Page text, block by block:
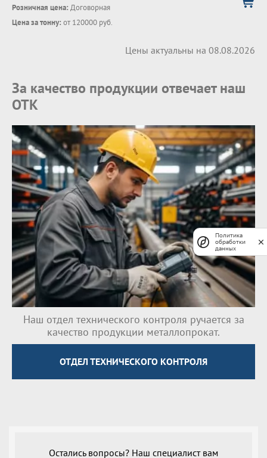
Розничная цена: Договорная
Цена за тонну: от 120000 руб.
Цены актуальны на 08.08.2026
За качество продукции отвечает наш
ОТК
Наш отдел технического контроля ручается за
качество продукции металлопрокат.
ОТДЕЛ ТЕХНИЧЕСКОГО КОНТРОЛЯ
Остались вопросы? Наш специалист вам
Политика
обработки
данных